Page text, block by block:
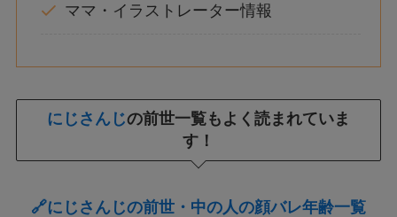
ママ・イラストレーター情報
にじさんじの前世一覧もよく読まれていま
す！
🔗にじさんじの前世・中の人の顔バレ年齢一覧